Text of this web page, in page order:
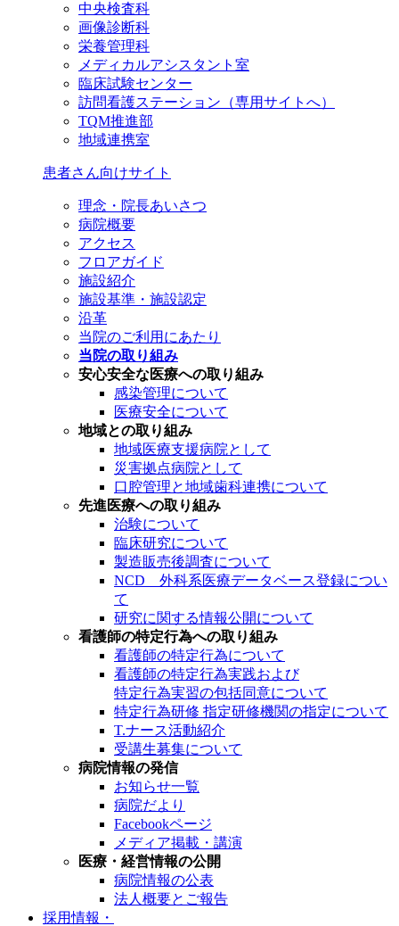
中央検査科
画像診断科
栄養管理科
メディカルアシスタント室
臨床試験センター
訪問看護ステーション（専用サイトへ）
TQM推進部
地域連携室
患者さん向けサイト
理念・院長あいさつ
病院概要
アクセス
フロアガイド
施設紹介
施設基準・施設認定
沿革
当院のご利用にあたり
当院の取り組み
安心安全な医療への取り組み
感染管理について
医療安全について
地域との取り組み
地域医療支援病院として
災害拠点病院として
口腔管理と地域歯科連携について
先進医療への取り組み
治験について
臨床研究について
製造販売後調査について
NCD 外科系医療データベース登録につい
て
研究に関する情報公開について
看護師の特定行為への取り組み
看護師の特定行為について
看護師の特定行為実践および
特定行為実習の包括同意について
特定行為研修 指定研修機関の指定について
T.ナース活動紹介
受講生募集について
病院情報の発信
お知らせ一覧
病院だより
Facebookページ
メディア掲載・講演
医療・経営情報の公開
病院情報の公表
法人概要とご報告
採用情報・